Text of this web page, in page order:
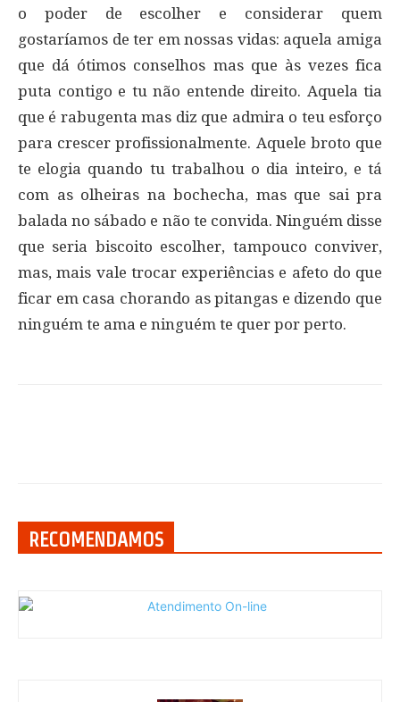
o poder de escolher e considerar quem
gostaríamos de ter em nossas vidas: aquela amiga
que dá ótimos conselhos mas que às vezes fica
puta contigo e tu não entende direito. Aquela tia
que é rabugenta mas diz que admira o teu esforço
para crescer profissionalmente. Aquele broto que
te elogia quando tu trabalhou o dia inteiro, e tá
com as olheiras na bochecha, mas que sai pra
balada no sábado e não te convida. Ninguém disse
que seria biscoito escolher, tampouco conviver,
mas, mais vale trocar experiências e afeto do que
ficar em casa chorando as pitangas e dizendo que
ninguém te ama e ninguém te quer por perto.
RECOMENDAMOS